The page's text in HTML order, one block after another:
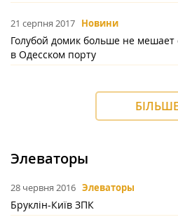
21 серпня 2017 Новини
Голубой домик больше не мешает
в Одесском порту
БІЛЬШЕ
Элеваторы
28 червня 2016 Элеваторы
Бруклін-Київ ЗПК